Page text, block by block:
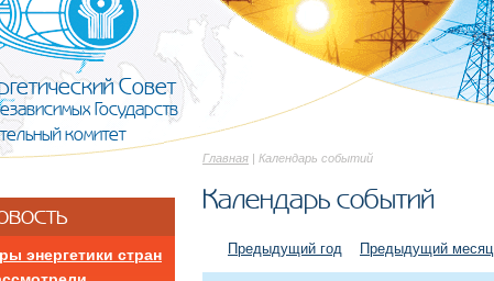
Совет
Государств
комитет
Главная | Календарь событий
Календарь событий
Предыдущий год Предыдущий месяц
энергетики стран